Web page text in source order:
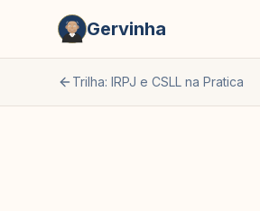
Gervinha
Trilha: IRPJ e CSLL na Pratica